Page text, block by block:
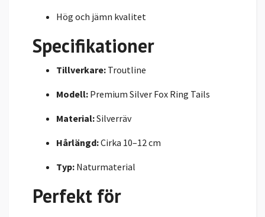
Hög och jämn kvalitet
Specifikationer
Tillverkare: Troutline
Modell: Premium Silver Fox Ring Tails
Material:Silverräv
Hårlängd:Cirka 10–12 cm
Typ: Naturmaterial
Perfekt för